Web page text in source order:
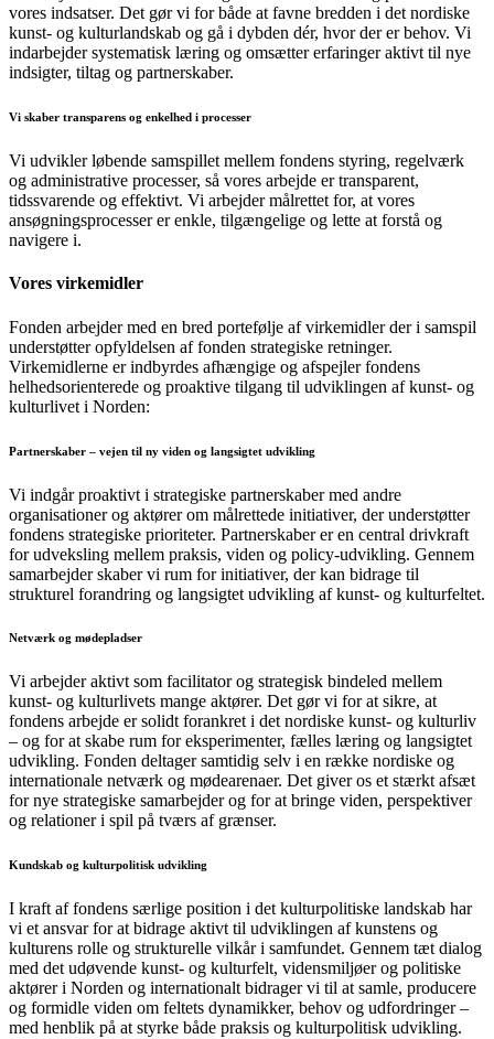
vores indsatser. Det gør vi for både at favne bredden i det nordiske
kunst- og kulturlandskab og gå i dybden dér, hvor der er behov. Vi
indarbejder systematisk læring og omsætter erfaringer aktivt til nye
indsigter, tiltag og partnerskaber.
Vi skaber transparens og enkelhed i processer
Vi udvikler løbende samspillet mellem fondens styring, regelværk
og administrative processer, så vores arbejde er transparent,
tidssvarende og effektivt. Vi arbejder målrettet for, at vores
ansøgningsprocesser er enkle, tilgængelige og lette at forstå og
navigere i.
Vores virkemidler
Fonden arbejder med en bred portefølje af virkemidler der i samspil
understøtter opfyldelsen af fonden strategiske retninger.
Virkemidlerne er indbyrdes afhængige og afspejler fondens
helhedsorienterede og proaktive tilgang til udviklingen af kunst- og
kulturlivet i Norden:
Partnerskaber – vejen til ny viden og langsigtet udvikling
Vi indgår proaktivt i strategiske partnerskaber med andre
organisationer og aktører om målrettede initiativer, der understøtter
fondens strategiske prioriteter. Partnerskaber er en central drivkraft
for udveksling mellem praksis, viden og policy-udvikling. Gennem
samarbejder skaber vi rum for initiativer, der kan bidrage til
strukturel forandring og langsigtet udvikling af kunst- og kulturfeltet.
Netværk og mødepladser
Vi arbejder aktivt som facilitator og strategisk bindeled mellem
kunst- og kulturlivets mange aktører. Det gør vi for at sikre, at
fondens arbejde er solidt forankret i det nordiske kunst- og kulturliv
– og for at skabe rum for eksperimenter, fælles læring og langsigtet
udvikling. Fonden deltager samtidig selv i en række nordiske og
internationale netværk og mødearenaer. Det giver os et stærkt afsæt
for nye strategiske samarbejder og for at bringe viden, perspektiver
og relationer i spil på tværs af grænser.
Kundskab og kulturpolitisk udvikling
I kraft af fondens særlige position i det kulturpolitiske landskab har
vi et ansvar for at bidrage aktivt til udviklingen af kunstens og
kulturens rolle og strukturelle vilkår i samfundet. Gennem tæt dialog
med det udøvende kunst- og kulturfelt, vidensmiljøer og politiske
aktører i Norden og internationalt bidrager vi til at samle, producere
og formidle viden om feltets dynamikker, behov og udfordringer –
med henblik på at styrke både praksis og kulturpolitisk udvikling.